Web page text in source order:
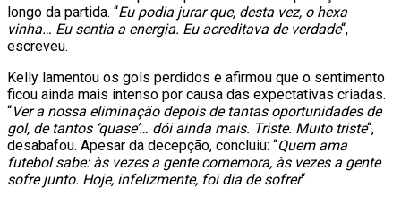
longo da partida. “Eu podia jurar que, desta vez, o hexa
vinha… Eu sentia a energia. Eu acreditava de verdade“,
escreveu.
Kelly lamentou os gols perdidos e afirmou que o sentimento
ficou ainda mais intenso por causa das expectativas criadas.
“Ver a nossa eliminação depois de tantas oportunidades de
gol, de tantos ‘quase’… dói ainda mais. Triste. Muito triste“,
desabafou. Apesar da decepção, concluiu: “Quem ama
futebol sabe: às vezes a gente comemora, às vezes a gente
sofre junto. Hoje, infelizmente, foi dia de sofrer“.